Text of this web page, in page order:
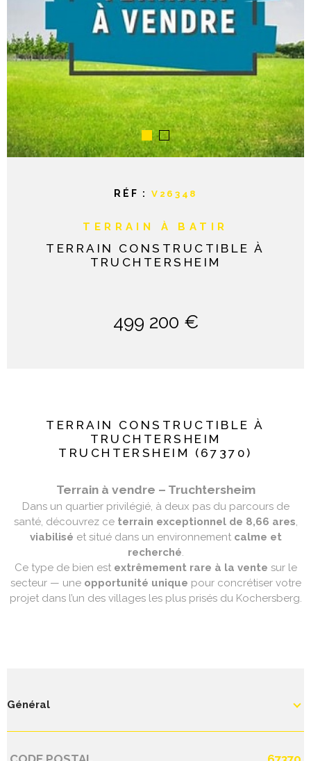
NOTRE
CONTACT
RÉF :V26348
TERRAIN À BATIR
TERRAIN CONSTRUCTIBLE À
TRUCHTERSHEIM
499 200 €
TERRAIN CONSTRUCTIBLE À
TRUCHTERSHEIM
TRUCHTERSHEIM (67370)
Terrain à vendre – Truchtersheim
Dans un quartier privilégié, à deux pas du parcours de
santé, découvrez ce terrain exceptionnel de 8,66 ares,
viabilisé et situé dans un environnement calme et
recherché.
Ce type de bien est extrêmement rare à la vente sur le
secteur — une opportunité unique pour concrétiser votre
projet dans l’un des villages les plus prisés du Kochersberg.
Général